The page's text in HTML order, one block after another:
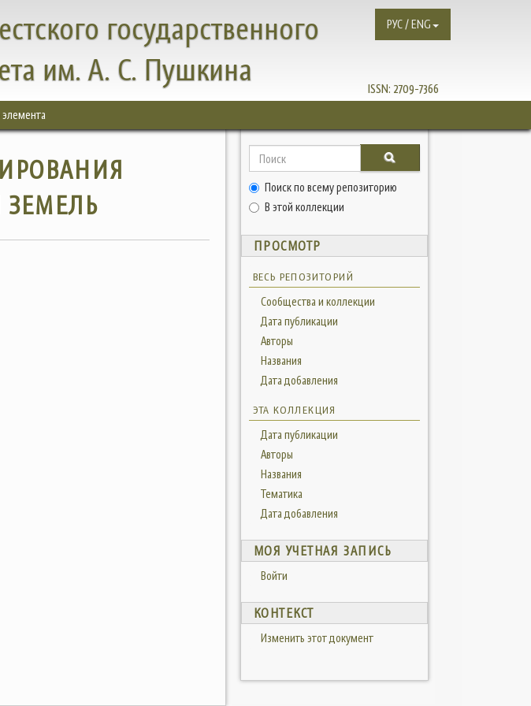
государственного
им. А. С. Пушкина
ISSN: 2709-7366
РУС / ENG
Поиск по всему репозиторию
В этой коллекции
ПРОСМОТР
ВЕСЬ РЕПОЗИТОРИЙ
Сообщества и коллекции
Дата публикации
Авторы
Названия
Дата добавления
ЭТА КОЛЛЕКЦИЯ
Дата публикации
Авторы
Названия
Тематика
Дата добавления
МОЯ УЧЕТНАЯ ЗАПИСЬ
Войти
КОНТЕКСТ
Изменить этот документ